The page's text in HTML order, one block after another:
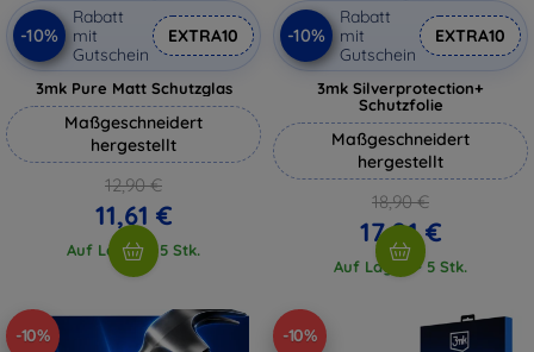
-10%
Rabatt
mit
Gutschein
EXTRA10
3mk Pure Matt Schutzglas
Maßgeschneidert
hergestellt
12,90 €
11,61 €
Auf Lager > 5 Stk.
-10%
Rabatt
mit
Gutschein
EXTRA10
3mk Silverprotection+
Schutzfolie
Maßgeschneidert
hergestellt
18,90 €
17,01 €
Auf Lager > 5 Stk.
-10% -10%